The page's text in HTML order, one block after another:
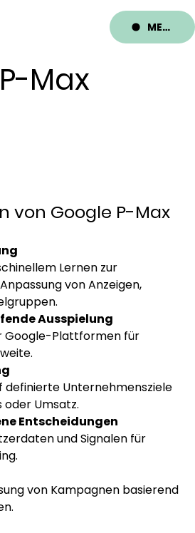
MENU
von Google P-Max
Lernen zur
von Anzeigen,
Ausspielung
Google-Plattformen für
definierte Unternehmensziele
oder Umsatz.
Entscheidungen
und Signalen für
von Kampagnen basierend
Max